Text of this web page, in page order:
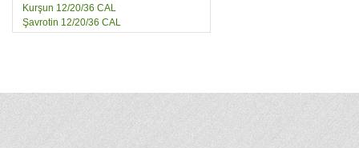
Kurşun 12/20/36 CAL
Şavrotin 12/20/36 CAL